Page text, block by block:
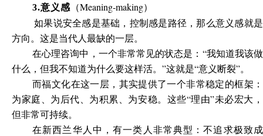
3.意义感
（Meaning-making）
如果说安全感是基础，控制感是路径，那么意义感就是
方向。这是当代人最缺的一层。
在心理咨询中，一个非常常见的状态是：“我知道我该做
什么，但我不知道为什么要这样活。”这就是“意义断裂”。
而福文化在这一层，其实提供了一个非常稳定的框架：
为家庭、为后代、为积累、为安稳。这些“理由”未必宏大，
但非常可持续。
在新西兰华人中，有一类人非常典型：不追求极致成